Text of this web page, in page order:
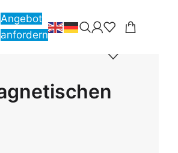
Angebot
anfordern